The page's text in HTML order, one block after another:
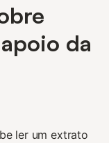
da
ler um extrato